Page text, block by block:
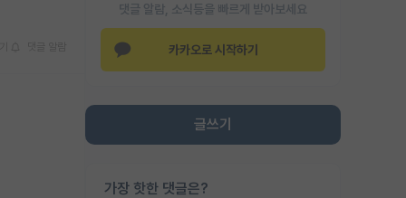
댓글 알람, 소식등을 빠르게 받아보세요
카카오로 시작하기
글쓰기
가장 핫한 댓글은?